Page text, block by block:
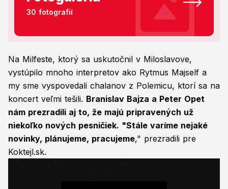
30 fotografií
Na Milfeste, ktorý sa uskutočnil v Miloslavove,
vystúpilo mnoho interpretov ako Rytmus Majself a
my sme vyspovedali chalanov z Polemicu, ktorí sa na
koncert veľmi tešili. Branislav Bajza a Peter Opet
nám prezradili aj to, že majú pripravených už
niekoľko nových pesničiek. "Stále varíme nejaké
novinky, plánujeme, pracujeme," prezradili pre
Koktejl.sk.